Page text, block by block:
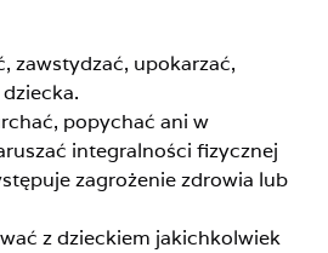
zawstydzać, upokarzać,
popychać ani w
integralności fizycznej
zagrożenie zdrowia lub
z dzieckiem jakichkolwiek